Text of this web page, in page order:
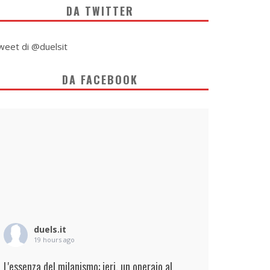
DA TWITTER
di @duelsit
DA FACEBOOK
duels.it
19 hours ago
L'essenza del milanismo: ieri, un operaio al